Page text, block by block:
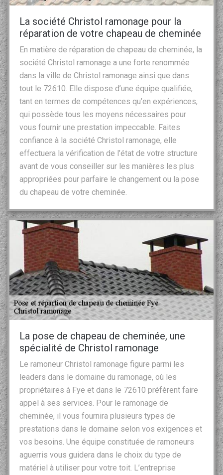
La société Christol ramonage pour la
réparation de votre chapeau de cheminée
En matière de réparation de chapeau de cheminée, la
société Christol ramonage a une forte renommée
dans la ville de Christol ramonage ainsi que dans
tout le 72610. Elle dispose d’une équipe qualifiée,
tant en termes de compétences qu’en expériences,
qui possède tous les moyens nécessaires pour
vous fournir une prestation impeccable. Faites
confiance à la société Christol ramonage, elle
effectuera la vérification de l’état de votre structure
avant de vous conseiller sur les manières les plus
appropriées pour parfaire le changement ou la pose
du chapeau de votre cheminée.
La pose de chapeau de cheminée, une
spécialité de Christol ramonage
Le ramoneur Christol ramonage figure parmi les
leaders dans le domaine du ramonage, où les
propriétaires à Fye et dans le 72610 préfèrent faire
appel à ses services. Pour le ramonage de
cheminée, il vous fournira plusieurs types de
prestations dans le domaine selon vos exigences et
vos besoins. Une équipe constituée de ramoneurs
aguerris vous guidera dans le choix du type de
matériel à utiliser pour votre toit. L’entreprise